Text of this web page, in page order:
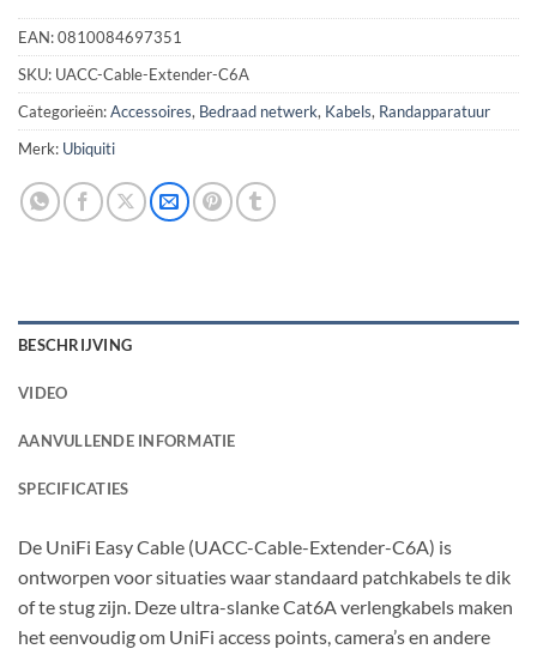
EAN:0810084697351
SKU: UACC-Cable-Extender-C6A
Categorieën:Accessoires, Bedraad netwerk, Kabels, Randapparatuur
Merk: Ubiquiti
BESCHRIJVING
VIDEO
AANVULLENDE INFORMATIE
SPECIFICATIES
De UniFi Easy Cable (UACC-Cable-Extender-C6A) is
ontworpen voor situaties waar standaard patchkabels te dik
of te stug zijn. Deze ultra-slanke Cat6A verlengkabels maken
het eenvoudig om UniFi access points, camera’s en andere